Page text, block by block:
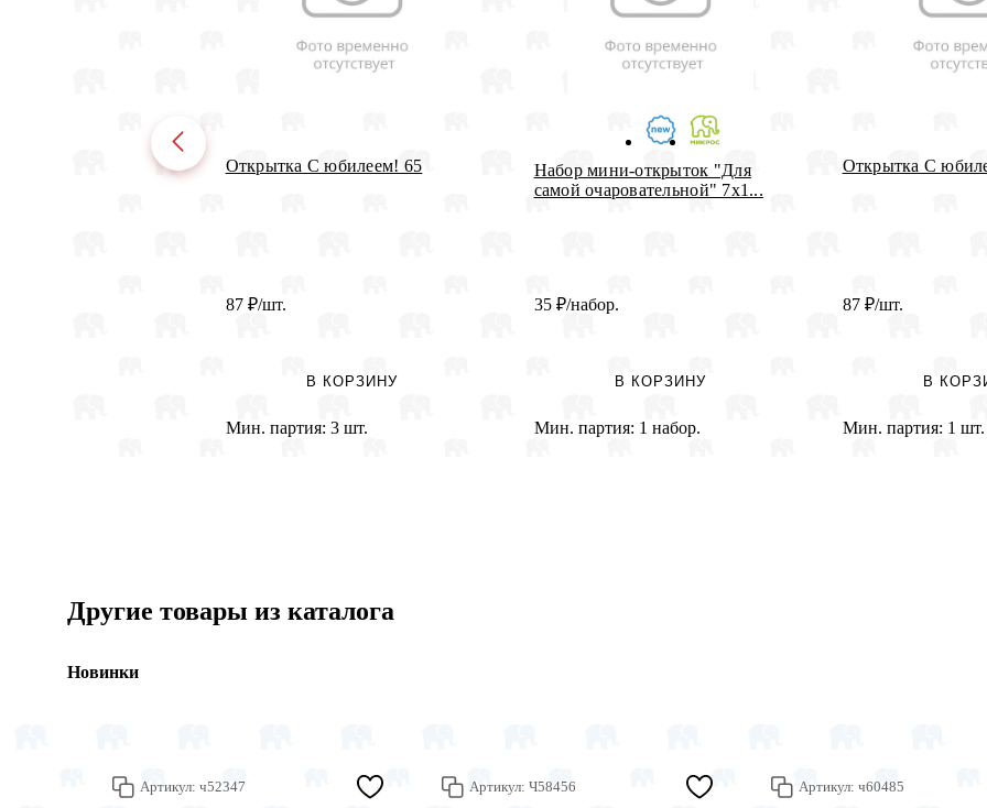
Открытка С юбилеем! 65
87 ₽/шт.
В КОРЗИНУ
Мин. партия: 3 шт.
Набор мини-открыток "Для
самой очаровательной" 7х1...
35 ₽/набор.
В КОРЗИНУ
Мин. партия: 1 набор.
Открытка С
87 ₽/шт.
В
Мин. партия: 1 шт.
Другие товары из каталога
Новинки
Артикул: ч52347 Артикул: Ч58456 Артикул: ч60485